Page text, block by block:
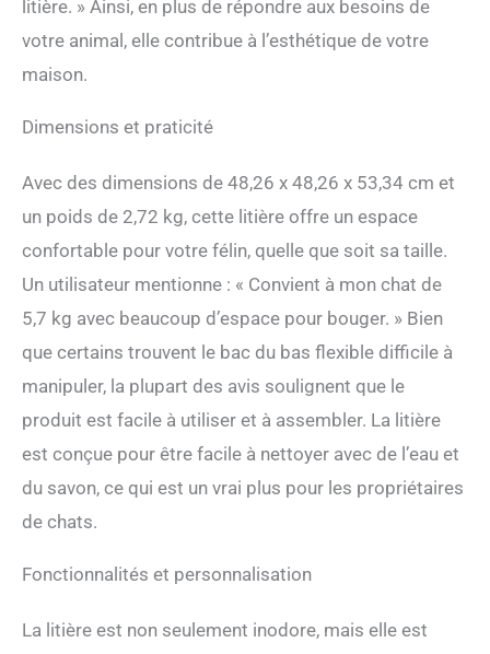
litière. » Ainsi, en plus de répondre aux besoins de
votre animal, elle contribue à l’esthétique de votre
maison.
Dimensions et praticité
Avec des dimensions de 48,26 x 48,26 x 53,34 cm et
un poids de 2,72 kg, cette litière offre un espace
confortable pour votre félin, quelle que soit sa taille.
Un utilisateur mentionne : « Convient à mon chat de
5,7 kg avec beaucoup d’espace pour bouger. » Bien
que certains trouvent le bac du bas flexible difficile à
manipuler, la plupart des avis soulignent que le
produit est facile à utiliser et à assembler. La litière
est conçue pour être facile à nettoyer avec de l’eau et
du savon, ce qui est un vrai plus pour les propriétaires
de chats.
Fonctionnalités et personnalisation
La litière est non seulement inodore, mais elle est